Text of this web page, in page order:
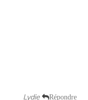
Lydie Répondre